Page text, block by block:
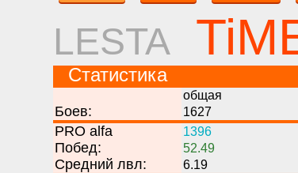
LESTA
Статистика
общая
Боев: 1627
PRO alfa 1396
Побед: 52.49
Средний лвл: 6.19